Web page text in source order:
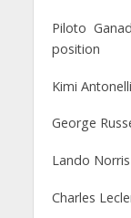
Piloto
position
Kimi
George
Lando
Charles